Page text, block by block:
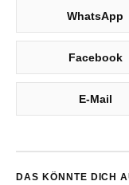
WhatsApp
Facebook
E-Mail
DAS KÖNNTE DICH